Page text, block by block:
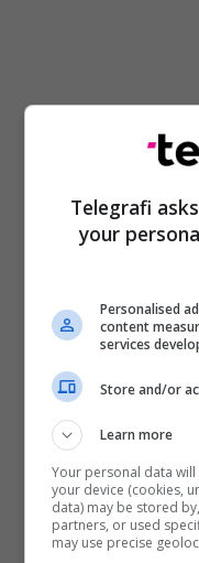
Maqedonia E Veriut
Telegrafi
your
Personalised
content
services
Store and/or
Learn more
Your personal data
your device (cookies,
data) may be stored
partners, or used
may use precise